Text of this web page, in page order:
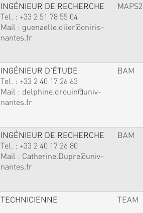
INGÉNIEUR DE RECHERCHE
Tel. : +33 2 51 78 55 04
Mail : guenaelle.diler@oniris-
nantes.fr
MAPS2
INGÉNIEUR D'ÉTUDE
Tel. : +33 2 40 17 26 63
Mail : delphine.drouin@univ-
nantes.fr
BAM
INGÉNIEUR DE RECHERCHE
Tel. : +33 2 40 17 26 80
Mail : Catherine.Dupre@univ-
nantes.fr
BAM
TECHNICIENNE TEAM